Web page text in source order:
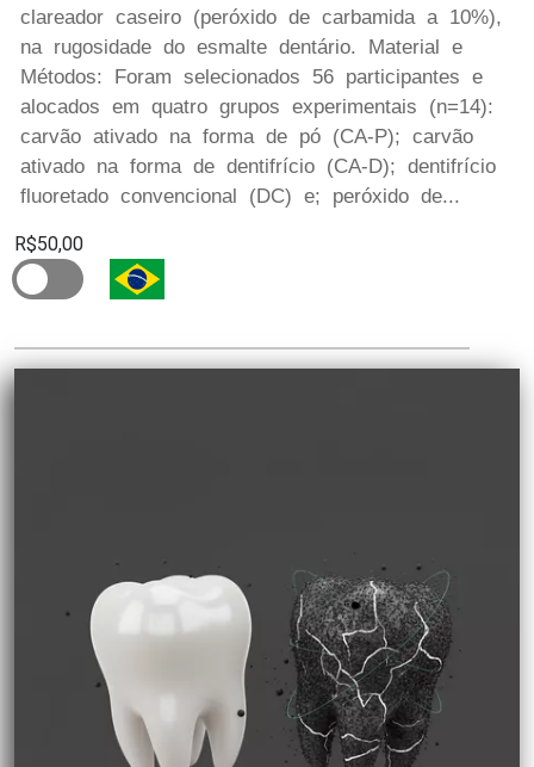
clareador caseiro (peróxido de carbamida a 10%),
na rugosidade do esmalte dentário. Material e
Métodos: Foram selecionados 56 participantes e
alocados em quatro grupos experimentais (n=14):
carvão ativado na forma de pó (CA-P); carvão
ativado na forma de dentifrício (CA-D); dentifrício
fluoretado convencional (DC) e; peróxido de...
R$50,00